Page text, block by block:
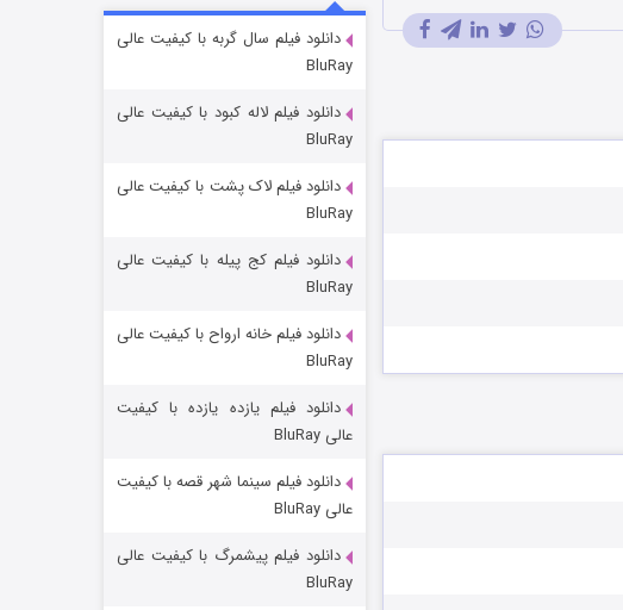
شکست استوارت در نجات جهان
قسمت
شوگر فصل ۲
دانلود فیلم سال گربه با کیفیت عالی
BluRay
دانلود فیلم لاله کبود با کیفیت عالی
BluRay
دانلود فیلم لاک پشت با کیفیت عالی
BluRay
دانلود فیلم کج‌ پیله با کیفیت عالی
BluRay
دانلود فیلم خانه ارواح با کیفیت عالی
BluRay
دانلود فیلم یازده یازده با کیفیت
عالی BluRay
دانلود فیلم سینما شهر قصه با کیفیت
عالی BluRay
دانلود فیلم پیشمرگ با کیفیت عالی
BluRay